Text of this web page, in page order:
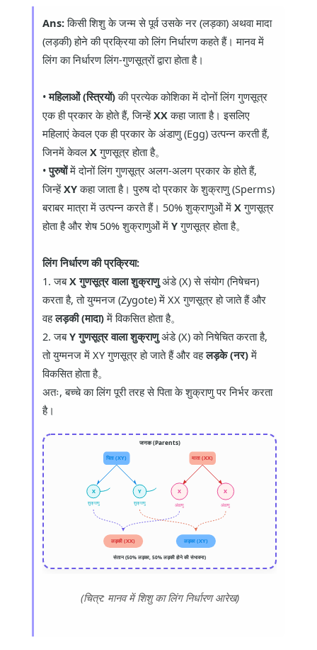
Ans:किसी शिशु के जन्म से पूर्व उसके नर (लड़का) अथवा मादा
(लड़की) होने की प्रक्रिया को लिंग निर्धारण कहते हैं। मानव में
लिंग का निर्धारण लिंग-गुणसूत्रों द्वारा होता है।
•महिलाओं (स्त्रियों)की प्रत्येक कोशिका में दोनों लिंग गुणसूत्र
एक ही प्रकार के होते हैं, जिन्हेंXXकहा जाता है। इसलिए
महिलाएं केवल एक ही प्रकार के अंडाणु (Egg) उत्पन्न करती हैं,
जिनमें केवल Xगुणसूत्र होता है。
•पुरुषोंमें दोनों लिंग गुणसूत्र अलग-अलग प्रकार के होते हैं,
जिन्हेंXYकहा जाता है। पुरुष दो प्रकार के शुक्राणु (Sperms)
बराबर मात्रा में उत्पन्न करते हैं। 50% शुक्राणुओं में Xगुणसूत्र
होता है और शेष 50% शुक्राणुओं में Yगुणसूत्र होता है。
लिंग निर्धारण की प्रक्रिया:
1. जबX गुणसूत्र वाला शुक्राणुअंडे (X) से संयोग (निषेचन)
करता है, तो युग्मनज (Zygote) में XX गुणसूत्र हो जाते हैं और
वहलड़की (मादा)में विकसित होता है。
2. जबY गुणसूत्र वाला शुक्राणुअंडे (X) को निषेचित करता है,
तो युग्मनज में XY गुणसूत्र हो जाते हैं और वहलड़के (नर)में
विकसित होता है。
अतः, बच्चे का लिंग पूरी तरह से पिता के शुक्राणु पर निर्भर करता
है।
जनक (Parents)
पिता (XY) माता (XX)
X
शुक्राणु
Y
शुक्राणु
X
अंडाणु
X
अंडाणु
लड़की (XX) लड़का (XY)
संतान (50% लड़का, 50% लड़की होने की संभावना)
(चित्र: मानव में शिशु का लिंग निर्धारण आरेख)